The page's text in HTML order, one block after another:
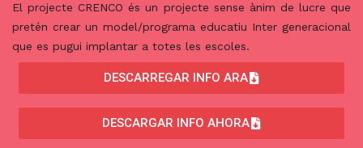
El projecte CRENCO és un projecte sense ànim de lucre que
pretén crear un model/programa educatiu Inter generacional
que es pugui implantar a totes les escoles.
DESCARREGAR INFO ARA
DESCARGAR INFO AHORA